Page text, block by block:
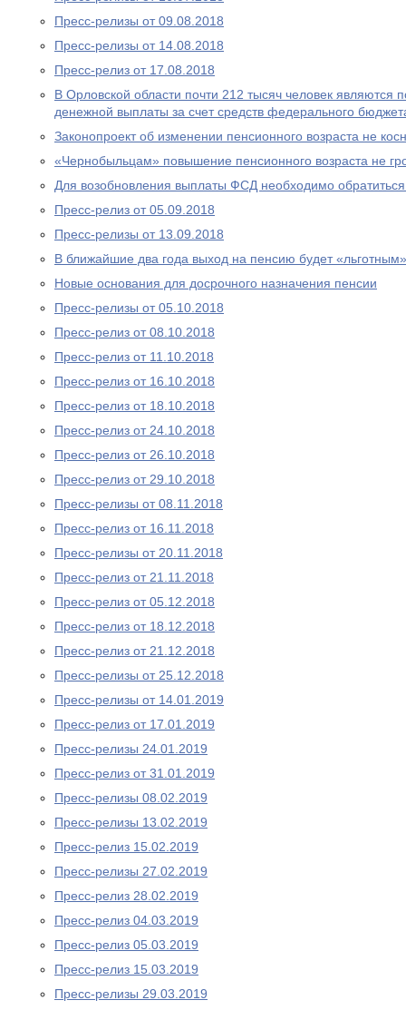
Пресс-релизы от 09.08.2018
Пресс-релизы от 14.08.2018
Пресс-релиз от 17.08.2018
В Орловской области почти 212 тысяч человек являются
денежной выплаты за счет средств федерального
Законопроект об изменении пенсионного возраста не
«Чернобыльцам» повышение пенсионного возраста не
Для возобновления выплаты ФСД необходимо
Пресс-релиз от 05.09.2018
Пресс-релизы от 13.09.2018
В ближайшие два года выход на пенсию будет «льготным»
Новые основания для досрочного назначения пенсии
Пресс-релизы от 05.10.2018
Пресс-релиз от 08.10.2018
Пресс-релиз от 11.10.2018
Пресс-релиз от 16.10.2018
Пресс-релиз от 18.10.2018
Пресс-релиз от 24.10.2018
Пресс-релиз от 26.10.2018
Пресс-релиз от 29.10.2018
Пресс-релизы от 08.11.2018
Пресс-релиз от 16.11.2018
Пресс-релизы от 20.11.2018
Пресс-релиз от 21.11.2018
Пресс-релиз от 05.12.2018
Пресс-релиз от 18.12.2018
Пресс-релиз от 21.12.2018
Пресс-релизы от 25.12.2018
Пресс-релизы от 14.01.2019
Пресс-релиз от 17.01.2019
Пресс-релизы 24.01.2019
Пресс-релиз от 31.01.2019
Пресс-релизы 08.02.2019
Пресс-релизы 13.02.2019
Пресс-релиз 15.02.2019
Пресс-релизы 27.02.2019
Пресс-релиз 28.02.2019
Пресс-релиз 04.03.2019
Пресс-релиз 05.03.2019
Пресс-релиз 15.03.2019
Пресс-релизы 29.03.2019